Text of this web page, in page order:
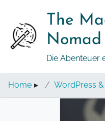
Inhalt
The
Nomad
Die Abenteuer
Home ▸ WordPress &